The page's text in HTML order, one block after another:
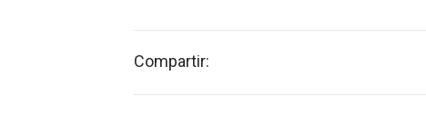
Compartir: